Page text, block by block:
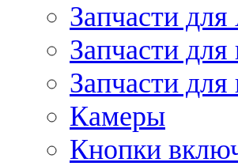
Запчасти
Запчасти для
Запчасти
Камеры
Кнопки